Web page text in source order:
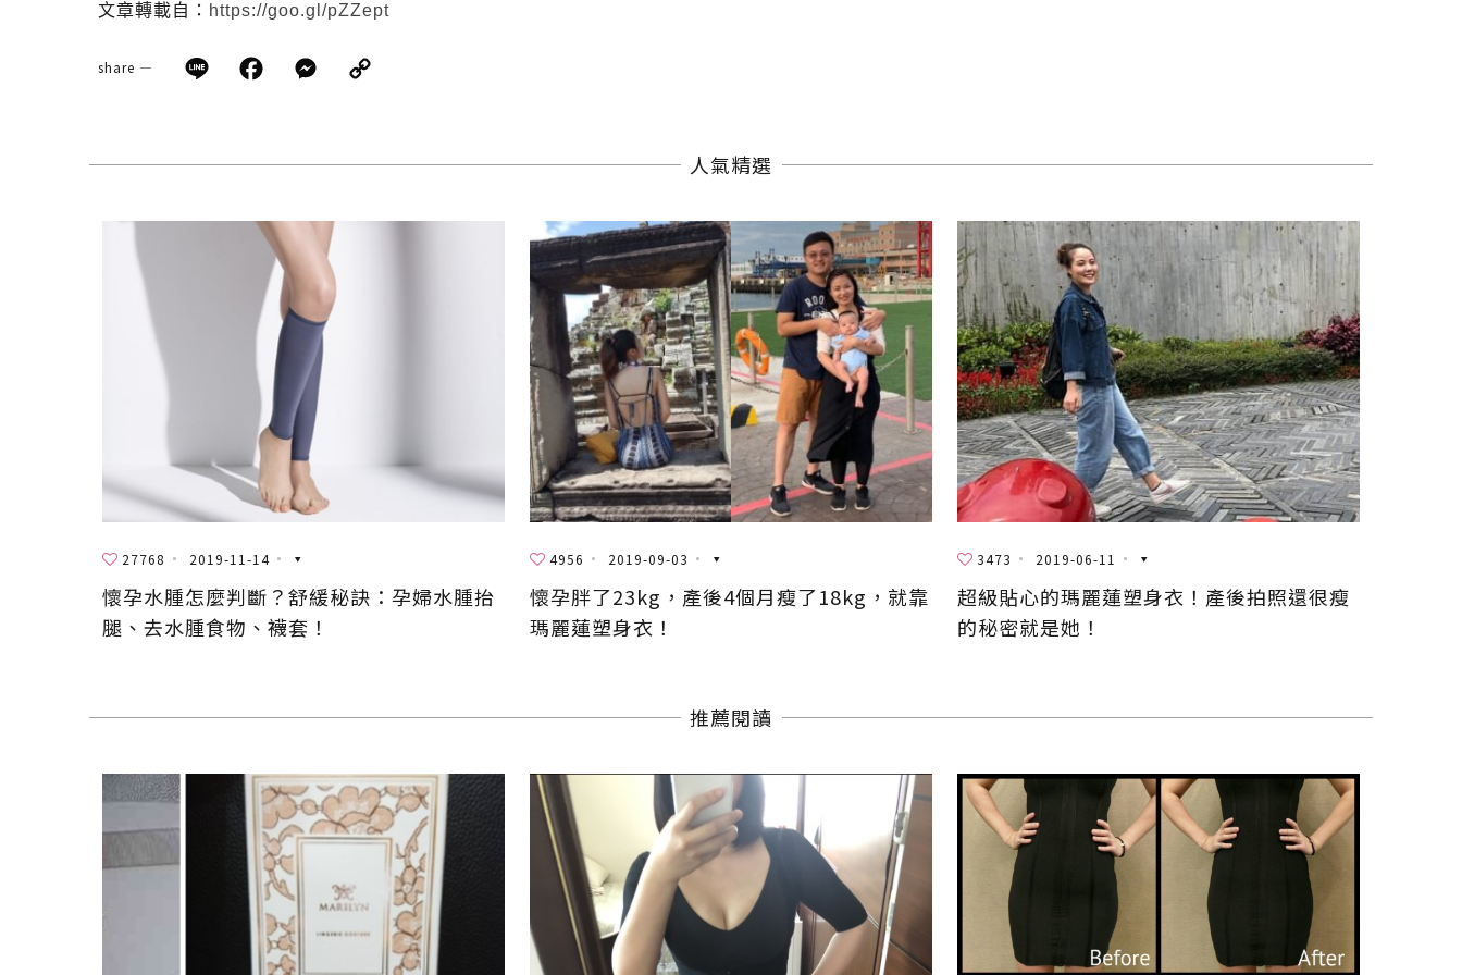
文章轉載自： https://goo.gl/pZZept
share — Line Facebook
Messenger
人氣精選
27768 2019-11-14
懷孕水腫怎麼判斷？舒緩秘訣：孕婦水腫抬
腿、去水腫食物、襪套！
4956 2019-09-03
懷孕胖了23kg，產後4個月瘦了18kg，就靠
瑪麗蓮塑身衣！
3473 2019-06-11
超級貼心的瑪麗蓮塑身衣！產後拍照還很瘦
的秘密就是她！
推薦閱讀